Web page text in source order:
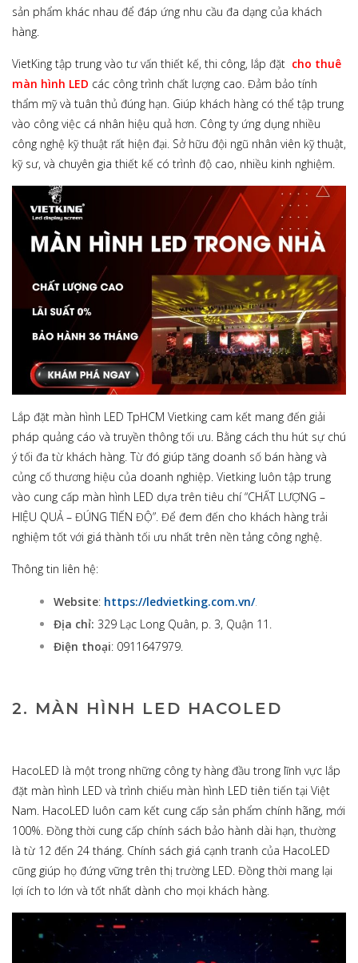
sản phẩm khác nhau để đáp ứng nhu cầu đa dạng của khách
hàng.
VietKing tập trung vào tư vấn thiết kế, thi công, lắp đặt cho thuê
màn hình LED các công trình chất lượng cao. Đảm bảo tính
thẩm mỹ và tuân thủ đúng hạn. Giúp khách hàng có thể tập trung
vào công việc cá nhân hiệu quả hơn. Công ty ứng dụng nhiều
công nghệ kỹ thuật rất hiện đại. Sở hữu đội ngũ nhân viên kỹ thuật,
kỹ sư, và chuyên gia thiết kế có trình độ cao, nhiều kinh nghiệm.
Lắp đặt màn hình LED TpHCM Vietking cam kết mang đến giải
pháp quảng cáo và truyền thông tối ưu. Bằng cách thu hút sự chú
ý tối đa từ khách hàng. Từ đó giúp tăng doanh số bán hàng và
củng cố thương hiệu của doanh nghiệp. Vietking luôn tập trung
vào cung cấp màn hình LED dựa trên tiêu chí “CHẤT LƯỢNG –
HIỆU QUẢ – ĐÚNG TIẾN ĐỘ”. Để đem đến cho khách hàng trải
nghiệm tốt với giá thành tối ưu nhất trên nền tảng công nghệ.
Thông tin liên hệ:
Website: https://ledvietking.com.vn/.
Địa chỉ: 329 Lạc Long Quân, p. 3, Quận 11.
Điện thoại: 0911647979.
2. MÀN HÌNH LED HACOLED
HacoLED là một trong những công ty hàng đầu trong lĩnh vực lắp
đặt màn hình LED và trình chiếu màn hình LED tiên tiến tại Việt
Nam. HacoLED luôn cam kết cung cấp sản phẩm chính hãng, mới
100%. Đồng thời cung cấp chính sách bảo hành dài hạn, thường
là từ 12 đến 24 tháng. Chính sách giá cạnh tranh của HacoLED
cũng giúp họ đứng vững trên thị trường LED. Đồng thời mang lại
lợi ích to lớn và tốt nhất dành cho mọi khách hàng.